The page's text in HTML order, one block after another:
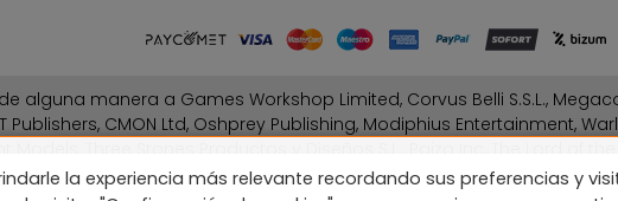
manera a Games Workshop Limited, Corvus Belli S.S.L.,
Publishers, CMON Ltd, Oshprey Publishing, Modiphius Entertainment,
Models, Three Stones Productos y Diseños S.L., Paizo Inc, The Lord of the
Fantasy Flight Games (FFG), Disney, Lucasfilm Ltd.
la experiencia más relevante recordando sus preferencias y